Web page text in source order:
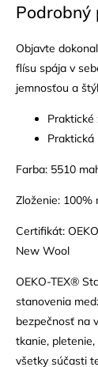
Podrobný
Objavte
flísu spája v
jemnosťou a
Praktické
Praktická
Farba: 5510
Zloženie: 100%
Certifikát:
New Wool
OEKO-TEX®
stanovenia
bezpečnosť na
tkanie,
všetky súčasti